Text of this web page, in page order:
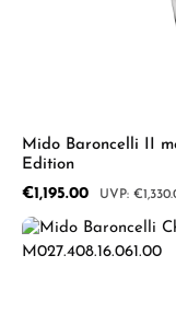
Mido Baroncelli II
Edition
Sale price:
€1,195.00 Regular